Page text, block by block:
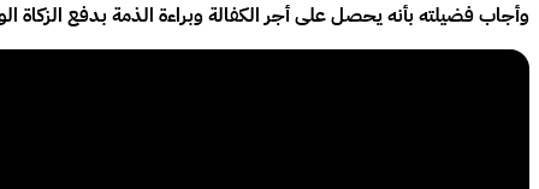
وأجاب فضيلته بأنه يحصل على أجر الكفالة وبراءة الذمة بدفع الزكاة